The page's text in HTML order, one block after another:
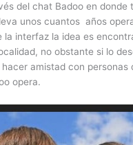
del chat Badoo en donde
unos cuantos años
la interfaz la idea es
no obstante si lo
amistad con personas
opera.